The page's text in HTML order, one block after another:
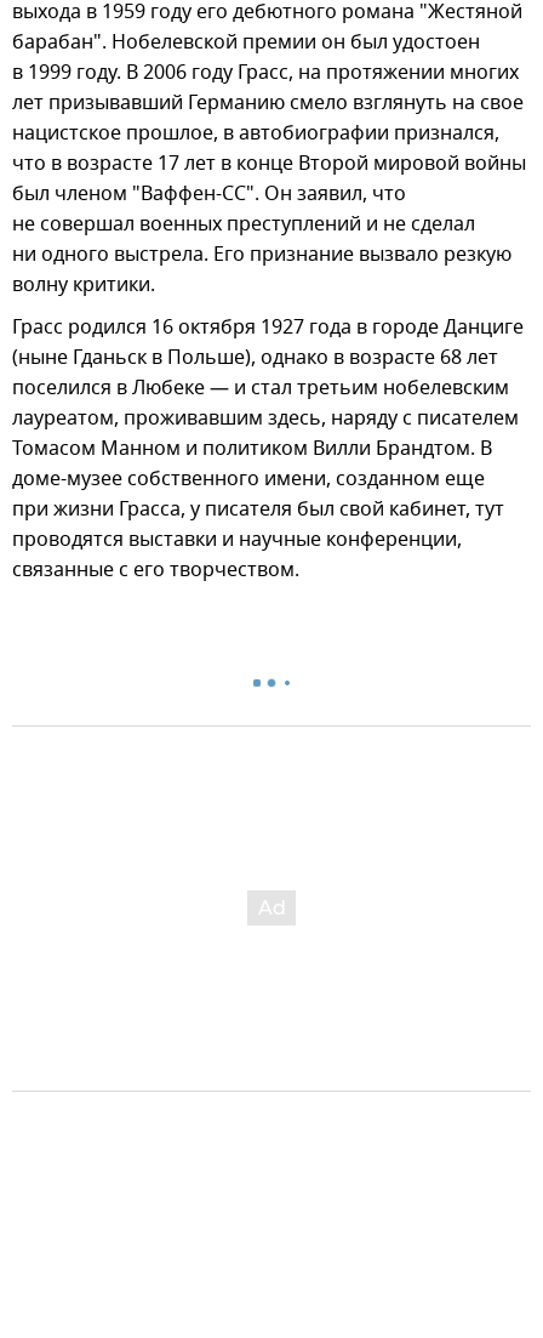
выхода в 1959 году его дебютного романа "Жестяной
барабан". Нобелевской премии он был удостоен
в 1999 году. В 2006 году Грасс, на протяжении многих
лет призывавший Германию смело взглянуть на свое
нацистское прошлое, в автобиографии признался,
что в возрасте 17 лет в конце Второй мировой войны
был членом "Ваффен-СС". Он заявил, что
не совершал военных преступлений и не сделал
ни одного выстрела. Его признание вызвало резкую
волну критики.
Грасс родился 16 октября 1927 года в городе Данциге
(ныне Гданьск в Польше), однако в возрасте 68 лет
поселился в Любеке — и стал третьим нобелевским
лауреатом, проживавшим здесь, наряду с писателем
Томасом Манном и политиком Вилли Брандтом. В
доме-музее собственного имени, созданном еще
при жизни Грасса, у писателя был свой кабинет, тут
проводятся выставки и научные конференции,
связанные с его творчеством.